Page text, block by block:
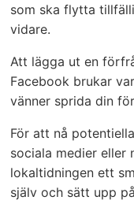
som ska flytta
vidare.
Att lägga ut en
Facebook brukar
vänner sprida din
För att nå
sociala medier eller
lokaltidningen ett
själv och sätt upp